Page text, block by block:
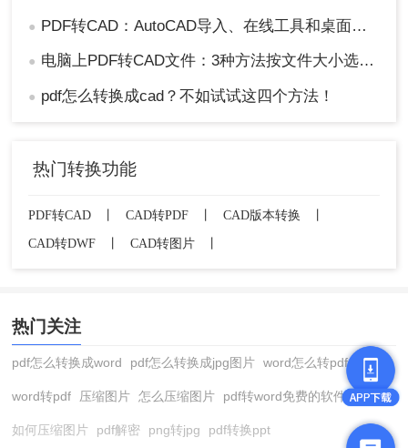
● PDF转CAD：AutoCAD导入、在线工具和桌面软件，哪个更适合你！
● 电脑上PDF转CAD文件：3种方法按文件大小选，大的别用在线工具！
● pdf怎么转换成cad？不如试试这四个方法！
热门转换功能
PDF转CAD CAD转PDF CAD版本转换
CAD转DWF
CAD转图片
热门关注
pdf怎么转换成word pdf怎么转换成jpg图片 word怎么转pdf
word转pdf 压缩图片 怎么压缩图片 pdf转word免费的软件
如何压缩图片 pdf解密 png转jpg pdf转换ppt